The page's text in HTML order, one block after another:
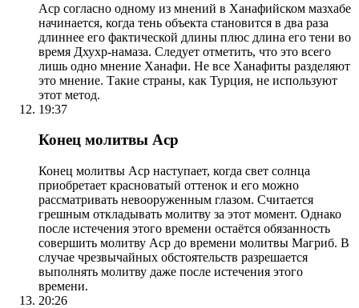
Аср согласно одному из мнений в Ханафийском мазхабе
начинается, когда тень объекта становится в два раза
длиннее его фактической длины плюс длина его тени во
время Дхухр-намаза. Следует отметить, что это всего
лишь одно мнение Ханафи. Не все Ханафиты разделяют
это мнение. Такие страны, как Турция, не используют
этот метод.
19:37
Конец молитвы Аср
Конец молитвы Аср наступает, когда свет солнца
приобретает красноватый оттенок и его можно
рассматривать невооруженным глазом. Считается
грешным откладывать молитву за этот момент. Однако
после истечения этого времени остаётся обязанность
совершить молитву Аср до времени молитвы Магриб. В
случае чрезвычайных обстоятельств разрешается
выполнять молитву даже после истечения этого
времени.
20:26